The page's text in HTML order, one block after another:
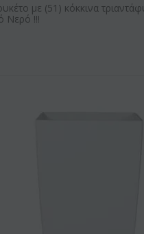
με (51) κόκκινα
Νερό !!!